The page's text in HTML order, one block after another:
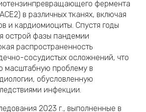
фермента
в различных тканях, включая
и кардиомиоциты. Спустя годы
острой фазы пандемии
распространенность
сосудистых осложнений, что
масштабную проблему в
обусловленную
инфекции.
2023 г., выполненные в